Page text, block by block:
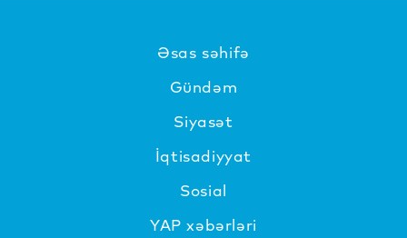
Əsas səhifə
Gündəm
Siyasət
İqtisadiyyat
Sosial
YAP xəbərləri